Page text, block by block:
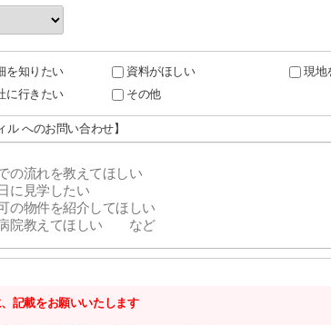
を知りたい 資料がほしい
現地
に行きたい
その他
ル へのお問い合わせ】
記載をお願いいたします